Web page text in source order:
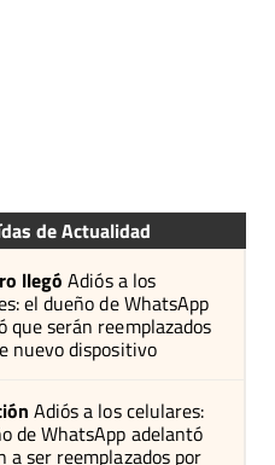
de Actualidad
llegó Adiós a los
el dueño de WhatsApp
que serán reemplazados
nuevo dispositivo
Adiós a los celulares:
de WhatsApp adelantó
a ser reemplazados por